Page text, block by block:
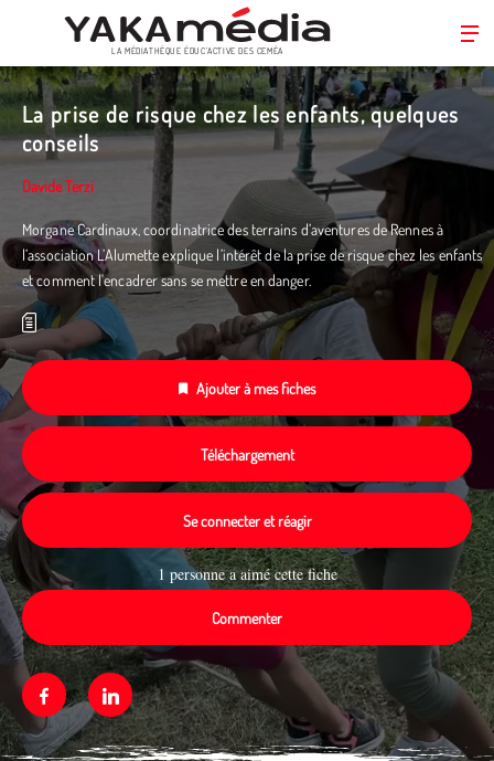
Aller
au
contenu
principal
LA MÉDIATHÈQUE ÉDUC’ACTIVE DES CEMÉA
La prise de risque chez les enfants, quelques
conseils
Davide Terzi
Morgane Cardinaux, coordinatrice des terrains d’aventures de Rennes à
l’association L’Alumette explique l’intérêt de la prise de risque chez les enfants
et comment l'encadrer sans se mettre en danger.
Ajouter à mes fiches
Téléchargement
Se connecter et réagir
1 personne a aimé cette fiche
Commenter
FacebookLinkedin